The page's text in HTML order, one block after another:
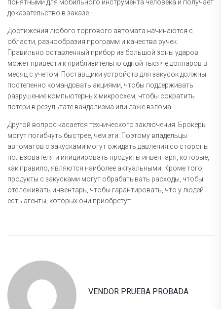
понятными для мобильного инструмента человека и получает
доказательство в заказе.
Достижения любого торгового автомата начинаются с
области, разнообразия программ и качества ручек.
Правильно оставленный прибор из большой зоны ударов
может привести к приблизительно одной тысяче долларов в
месяц с учетом. Поставщики устройств для закусок должны
постепенно командовать акциями, чтобы поддерживать
разрушение компьютерных микросхем, чтобы сократить
потери в результате вандализма или даже взлома.
Другой вопрос касается технического заключения. Брокеры
могут погибнуть быстрее, чем эти. Поэтому владельцы
автоматов с закусками могут ожидать давления со стороны
пользователя и инициировать продукты инвентаря, которые,
как правило, являются наиболее актуальными. Кроме того,
продукты с закусками могут обрабатывать расходы, чтобы
отслеживать инвентарь, чтобы гарантировать, что у людей
есть агенты, которых они приобретут.
VENDOR PRUEBA PROBADA